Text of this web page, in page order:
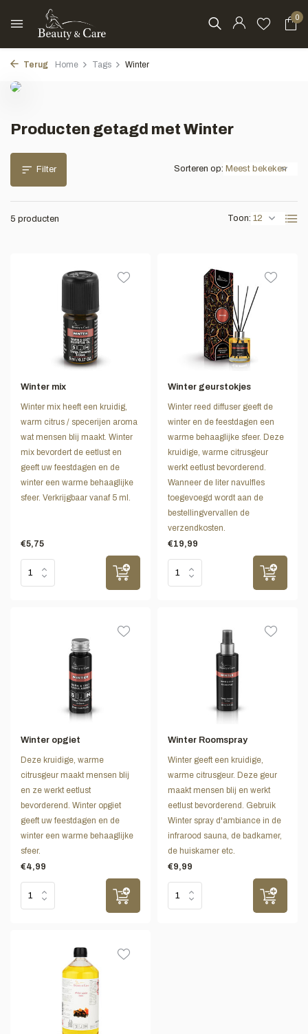
0
Terug Home Tags Winter
Producten getagd met Winter
Filter
5 producten Toon:
Sorteren op:
Winter mix
Winter mix heeft een kruidig,
warm citrus / specerijen aroma
wat mensen blij maakt. Winter
mix bevordert de eetlust en
geeft uw feestdagen en de
winter een warme behaaglijke
sfeer. Verkrijgbaar vanaf 5 ml.
€5,75
Winter geurstokjes
Winter reed diffuser geeft de
winter en de feestdagen een
warme behaaglijke sfeer. Deze
kruidige, warme citrusgeur
werkt eetlust bevorderend.
Wanneer de liter navulfles
toegevoegd wordt aan de
bestellingvervallen de
verzendkosten.
€19,99
Winter opgiet
Deze kruidige, warme
citrusgeur maakt mensen blij
en ze werkt eetlust
bevorderend. Winter opgiet
geeft uw feestdagen en de
winter een warme behaaglijke
sfeer.
€4,99
Winter Roomspray
Winter geeft een kruidige,
warme citrusgeur. Deze geur
maakt mensen blij en werkt
eetlust bevorderend. Gebruik
Winter spray d'ambiance in de
infrarood sauna, de badkamer,
de huiskamer etc.
€9,99